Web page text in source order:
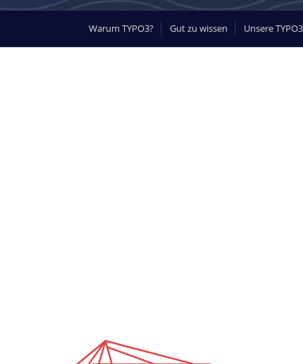
Warum TYPO3? Gut zu wissen Unsere